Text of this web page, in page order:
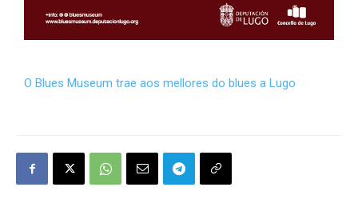
O Blues Museum trae aos mellores do blues a Lugo